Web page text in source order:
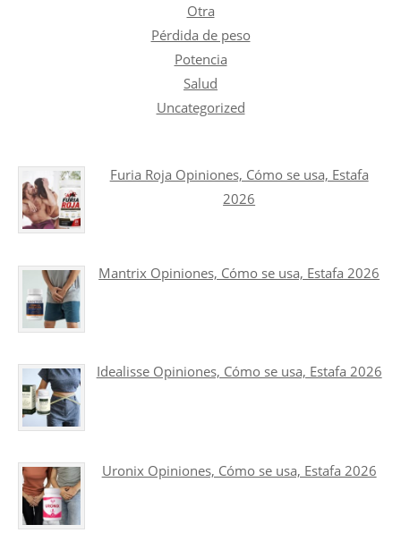
Otra
Pérdida de peso
Potencia
Salud
Uncategorized
Furia Roja Opiniones, Cómo se usa, Estafa
2026
Mantrix Opiniones, Cómo se usa, Estafa 2026
Idealisse Opiniones, Cómo se usa, Estafa 2026
Uronix Opiniones, Cómo se usa, Estafa 2026